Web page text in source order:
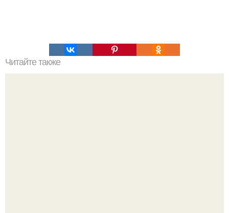
Читайте также